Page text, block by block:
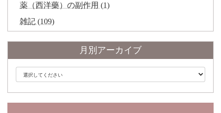
薬（西洋藥）の副作用 (1)
雑記 (109)
月別アーカイブ